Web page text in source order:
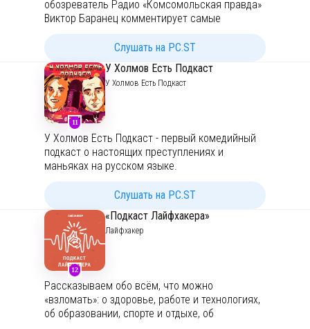
последней инстанции, но позволяет
задуматься и обратить внимание на
Реклама и сотрудничество: https://t.me/IarBulat
обозреватель Радио «Комсомольская правда»
Виктор Баранец комментирует самые
Полковник знает всё о геополитике,
расстановке сил и ежедневно стоит на защите
интересов России.
Слушать на PC.ST
11
У Холмов Есть Подкаст
У Холмов Есть Подкаст
У Холмов Есть Подкаст - первый комедийный
подкаст о настоящих преступлениях и
маньяках на русском языке.
которые раз в две недели встречаются, чтобы
детально углубиться в новый пугающий кейс,
попутно разбавляя рассказ черным юмором и
по возможности актуальными новостями.
Слушать на PC.ST
12
«Подкаст Лайфхакера»
Лайфхакер
Рассказываем обо всём, что можно
«взломать»: о здоровье, работе и технологиях,
об образовании, спорте и отдыхе, об